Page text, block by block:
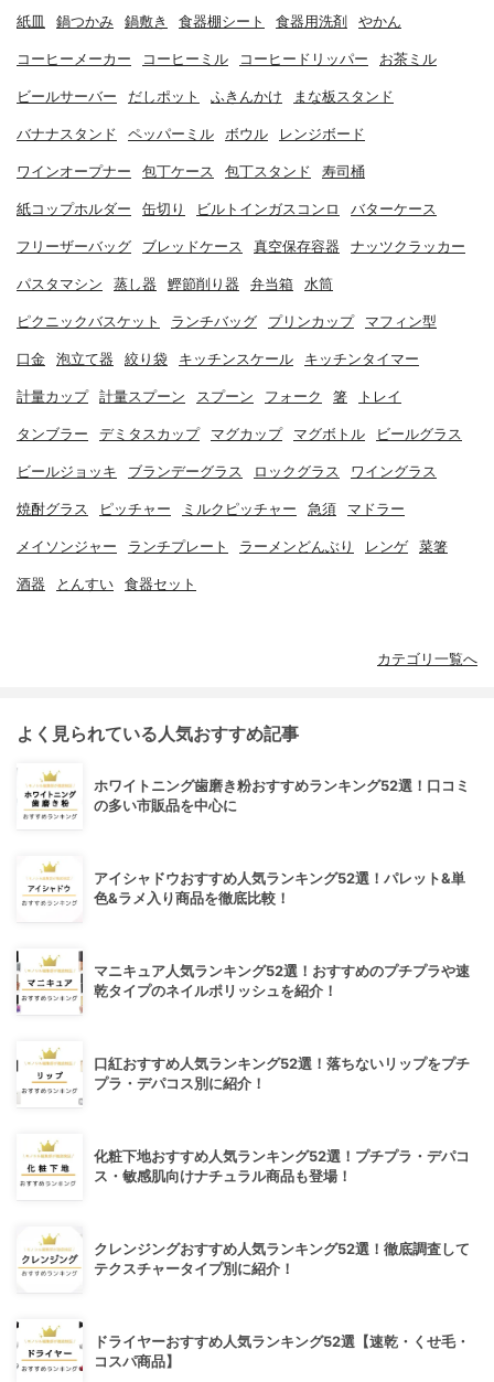
紙皿 鍋つかみ 鍋敷き 食器棚シート 食器用洗剤 やかん
コーヒーメーカー コーヒーミル コーヒードリッパー お茶ミル
ビールサーバー だしポット ふきんかけ まな板スタンド
バナナスタンド ペッパーミル ボウル レンジボード
ワインオープナー 包丁ケース 包丁スタンド 寿司桶
紙コップホルダー 缶切り ビルトインガスコンロ バターケース
フリーザーバッグ ブレッドケース 真空保存容器 ナッツクラッカー
パスタマシン 蒸し器 鰹節削り器 弁当箱 水筒
ピクニックバスケット ランチバッグ プリンカップ マフィン型
口金 泡立て器 絞り袋 キッチンスケール キッチンタイマー
計量カップ 計量スプーン スプーン フォーク 箸 トレイ
タンブラー デミタスカップ マグカップ マグボトル ビールグラス
ビールジョッキ ブランデーグラス ロックグラス ワイングラス
焼酎グラス ピッチャー ミルクピッチャー 急須 マドラー
メイソンジャー ランチプレート ラーメンどんぶり レンゲ 菜箸
酒器 とんすい 食器セット
カテゴリ一覧へ
よく見られている人気おすすめ記事
ホワイトニング歯磨き粉おすすめランキング52選！口コミ
の多い市販品を中心に
アイシャドウおすすめ人気ランキング52選！パレット&単
色&ラメ入り商品を徹底比較！
マニキュア人気ランキング52選！おすすめのプチプラや速
乾タイプのネイルポリッシュを紹介！
口紅おすすめ人気ランキング52選！落ちないリップをプチ
プラ・デパコス別に紹介！
化粧下地おすすめ人気ランキング52選！プチプラ・デパコ
ス・敏感肌向けナチュラル商品も登場！
クレンジングおすすめ人気ランキング52選！徹底調査して
テクスチャータイプ別に紹介！
ドライヤーおすすめ人気ランキング52選【速乾・くせ毛・
コスパ商品】